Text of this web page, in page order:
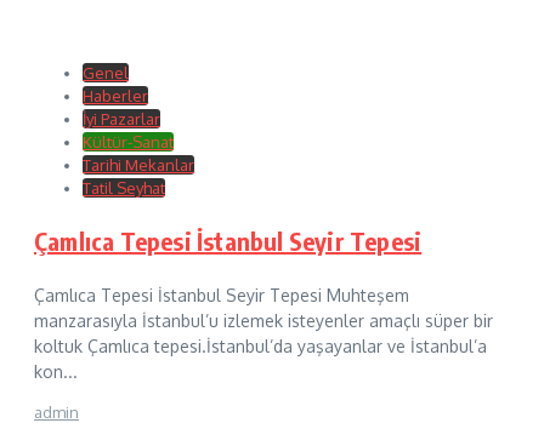
Genel
Haberler
İyi Pazarlar
Kültür-Sanat
Tarihi Mekanlar
Tatil Seyhat
Çamlıca Tepesi İstanbul Seyir Tepesi
Çamlıca Tepesi İstanbul Seyir Tepesi Muhteşem
manzarasıyla İstanbul’u izlemek isteyenler amaçlı süper bir
koltuk Çamlıca tepesi.İstanbul’da yaşayanlar ve İstanbul’a
kon...
admin